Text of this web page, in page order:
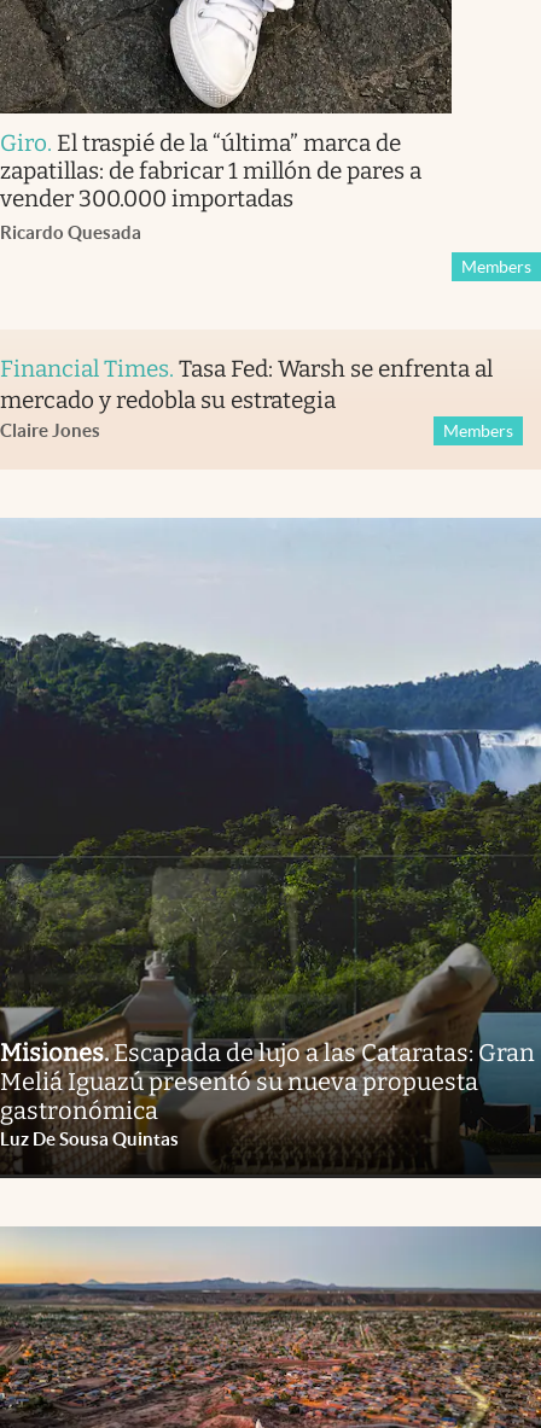
Giro. El traspié de la “última” marca de
zapatillas: de fabricar 1 millón de pares a
vender 300.000 importadas
Ricardo Quesada
Members
Financial Times. Tasa Fed: Warsh se enfrenta al
mercado y redobla su estrategia
Claire Jones Members
Misiones.Escapada de lujo a las Cataratas: Gran
Meliá Iguazú presentó su nueva propuesta
gastronómica
Luz De Sousa Quintas